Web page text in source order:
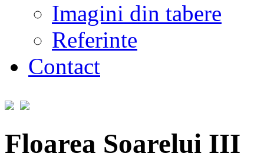
Imagini din tabere
Referinte
Contact
Floarea Soarelui III